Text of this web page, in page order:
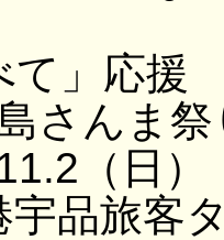
て」応援
さんま祭
（日
宇品旅客